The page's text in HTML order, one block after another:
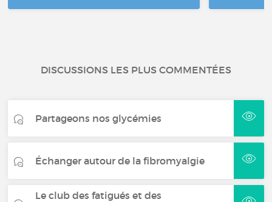
DISCUSSIONS LES PLUS COMMENTÉES
Partageons nos glycémies
Échanger autour de la fibromyalgie
Le club des fatigués et des